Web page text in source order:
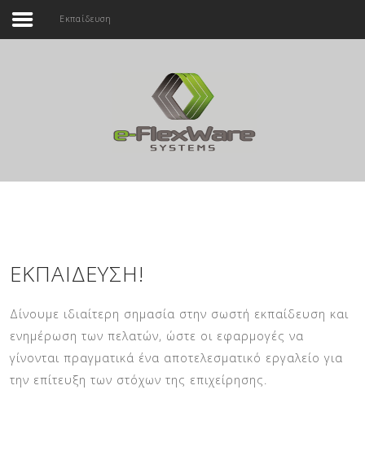
Εκπαίδευση
ΕΚΠΑΊΔΕΥΣΗ!
Δίνουμε ιδιαίτερη σημασία στην σωστή εκπαίδευση και
ενημέρωση των πελατών, ώστε οι εφαρμογές να
γίνονται πραγματικά ένα αποτελεσματικό εργαλείο για
την επίτευξη των στόχων της επιχείρησης.